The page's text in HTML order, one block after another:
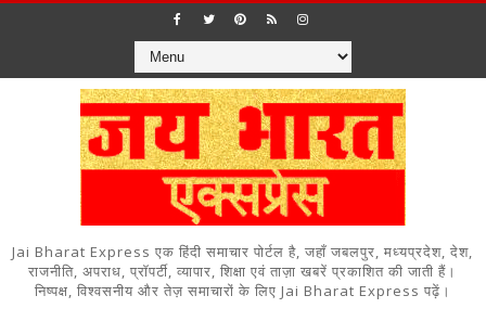
Jai Bharat Express एक हिंदी समाचार पोर्टल है, जहाँ जबलपुर, मध्यप्रदेश, देश,
राजनीति, अपराध, प्रॉपर्टी, व्यापार, शिक्षा एवं ताज़ा खबरें प्रकाशित की जाती हैं।
निष्पक्ष, विश्वसनीय और तेज़ समाचारों के लिए Jai Bharat Express पढ़ें।